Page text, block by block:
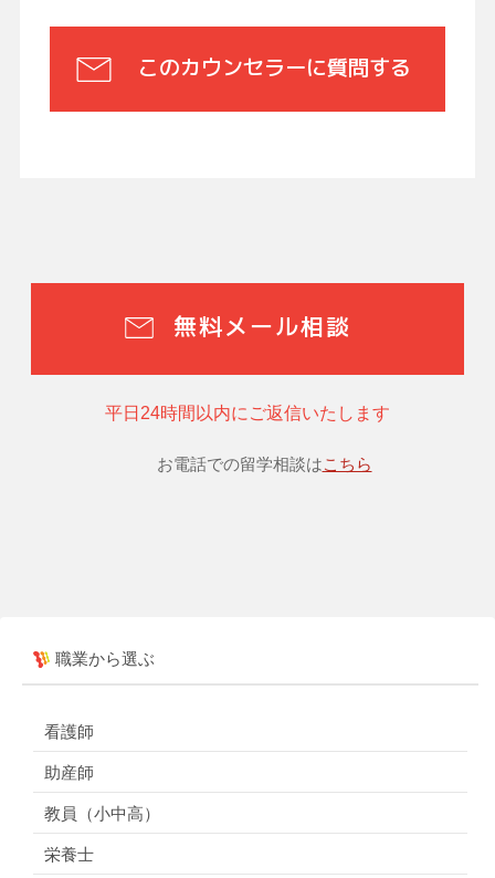
このカウンセラーに質問する
無料メール相談
平日24時間以内にご返信いたします
お電話での留学相談はこちら
職業から選ぶ
看護師
助産師
教員（小中高）
栄養士